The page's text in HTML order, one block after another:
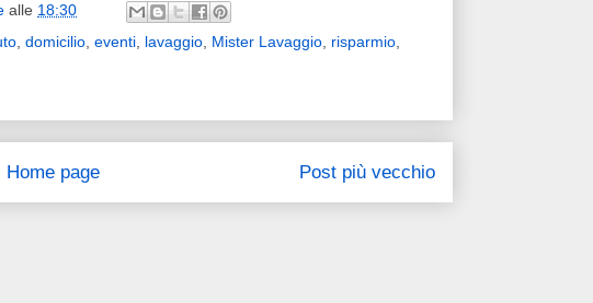
alle 18:30
domicilio eventi lavaggio Mister Lavaggio risparmio
Post più vecchio
Home page